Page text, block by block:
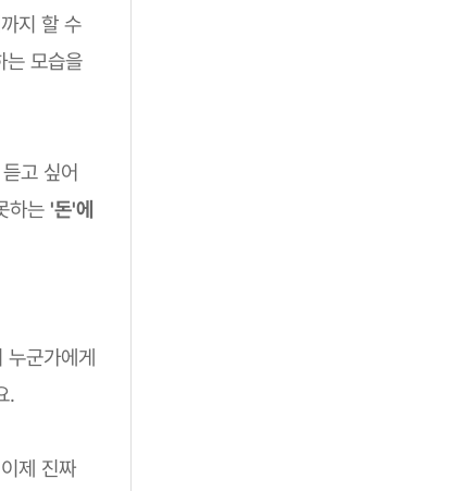
지 할 수
는 모습을
고 싶어
하는 '돈'에
군가에게
.
제 진짜